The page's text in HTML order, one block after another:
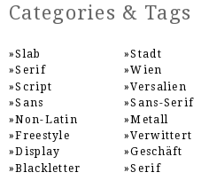
Categories & Tags
Slab
Serif
Script
Sans
Non-Latin
Freestyle
Display
Blackletter
Stadt
Wien
Versalien
Sans-Serif
Metall
Verwittert
Geschäft
Serif